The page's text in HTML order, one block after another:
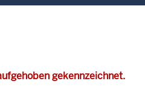
gekennzeichnet.